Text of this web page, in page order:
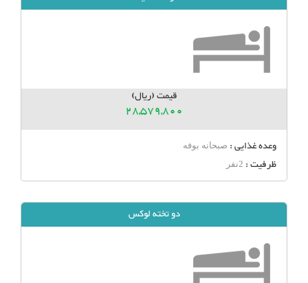
قیمت (ریال)
28,579,800
وعده غذایی : صبحانه بوفه
ظرفیت : 2نفر
دو تخته لوکس